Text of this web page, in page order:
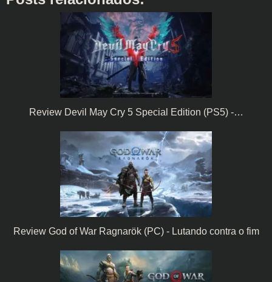
Review Devil May Cry 5 Special Edition (PS5) -…
Review God of War Ragnarök (PC) - Lutando contra o fim